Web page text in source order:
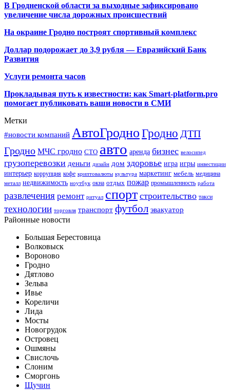
В Гродненской области за выходные зафиксировано
увеличение числа дорожных происшествий
На окраине Гродно построят спортивный комплекс
Доллар подорожает до 3,9 рубля — Евразийский Банк
Развития
Услуги ремонта часов
Прокладывая путь к известности: как Smart-platform.pro
помогает публиковать ваши новости в СМИ
Метки
#новости компаний АвтоГродноГродно ДТП
Гродно МЧС гродно СТО авто аренда бизнес велосипед
грузоперевозки деньги дизайн дом здоровье игра игры инвестиции
интерьер коррупция кофе криптовалюты культура маркетинг мебель медицина
металл недвижимость ноутбук окна отдых пожар промышленность работа
развлечения ремонт ритуал спорт строительство такси
технологии торговля транспорт футбол эвакуатор
Районные новости
Большая Берестовица
Волковыск
Вороново
Гродно
Дятлово
Зельва
Ивье
Кореличи
Лида
Мосты
Новогрудок
Островец
Ошмяны
Свислочь
Слоним
Сморгонь
Щучин